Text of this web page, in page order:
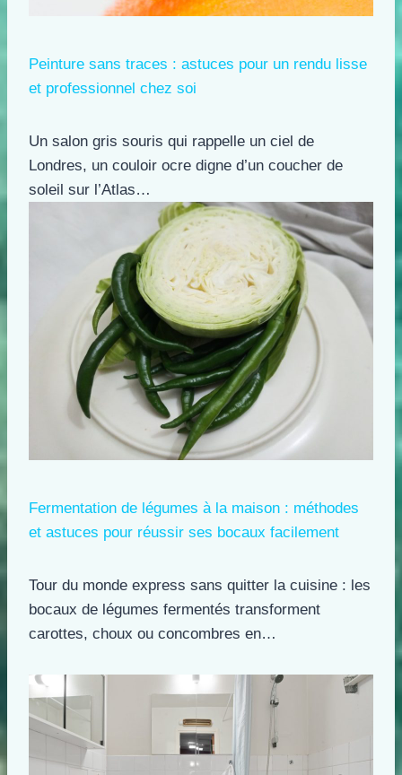
Peinture sans traces : astuces pour un rendu lisse
et professionnel chez soi
Un salon gris souris qui rappelle un ciel de
Londres, un couloir ocre digne d’un coucher de
soleil sur l’Atlas…
Fermentation de légumes à la maison : méthodes
et astuces pour réussir ses bocaux facilement
Tour du monde express sans quitter la cuisine : les
bocaux de légumes fermentés transforment
carottes, choux ou concombres en…